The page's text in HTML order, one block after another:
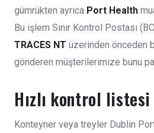
gümrükten ayrıca Port Health
Bu işlem Sınır Kontrol Postası
TRACES NT üzerinden önceden
gönderen müşterilerimize bunu
Hızlı kontrol listesi
Konteyner veya treyler Dublin